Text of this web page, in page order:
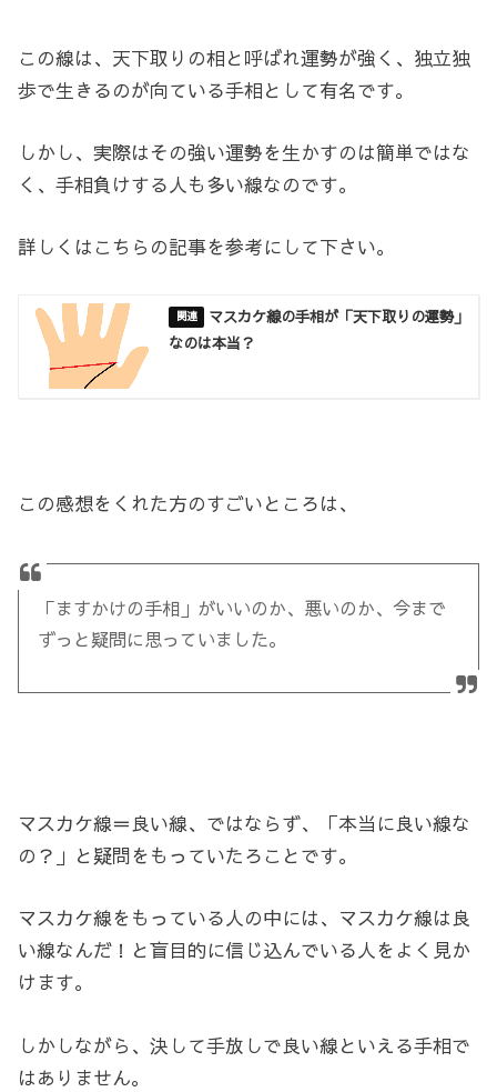
この線は、天下取りの相と呼ばれ運勢が強く、独立独
歩で生きるのが向ている手相として有名です。
しかし、実際はその強い運勢を生かすのは簡単ではな
く、手相負けする人も多い線なのです。
詳しくはこちらの記事を参考にして下さい。
マスカケ線の手相が「天下取りの運勢」
なのは本当？
この感想をくれた方のすごいところは、
「ますかけの手相」がいいのか、悪いのか、今まで
ずっと疑問に思っていました。
マスカケ線＝良い線、ではならず、「本当に良い線な
の？」と疑問をもっていたろことです。
マスカケ線をもっている人の中には、マスカケ線は良
い線なんだ！と盲目的に信じ込んでいる人をよく見か
けます。
しかしながら、決して手放しで良い線といえる手相で
はありません。